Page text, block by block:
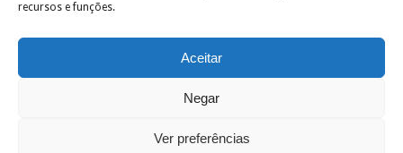
recursos e funções.
Aceitar
Negar
Ver preferências
João de Jesus Junior| Designed by